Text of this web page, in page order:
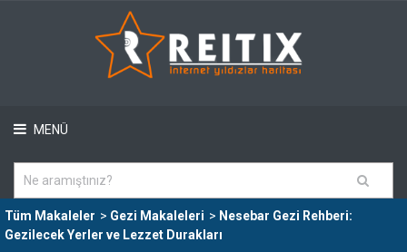
MENÜ
Tüm Makaleler > Gezi Makaleleri > Nesebar Gezi Rehberi:
Gezilecek Yerler ve Lezzet Durakları